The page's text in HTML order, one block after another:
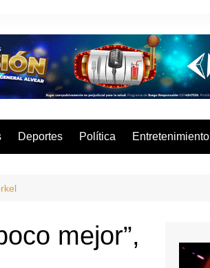
Deportes Política Entretenimiento
mejor”,